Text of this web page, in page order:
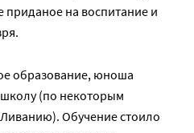
приданое на воспитание и
образование, юноша
(по некоторым
Обучение стоило